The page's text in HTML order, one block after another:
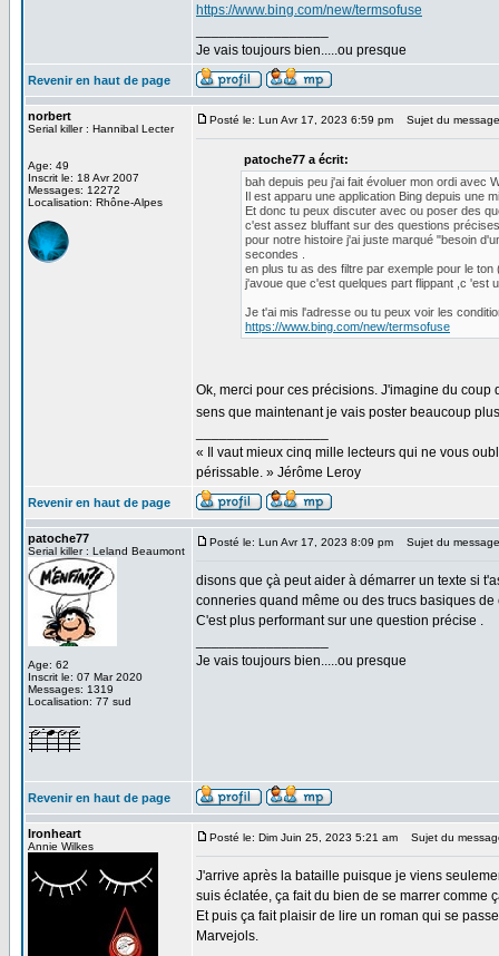
https://www.bing.com/new/termsofuse
Je vais toujours bien.....ou presque
Revenir en haut de page
norbert
Serial killer : Hannibal Lecter
Age: 49
Inscrit le: 18 Avr 2007
Messages: 12272
Localisation: Rhône-Alpes
Posté le: Lun Avr 17, 2023 6:59 pm Sujet du
patoche77 a écrit:
bah depuis peu j'ai fait évoluer mon ordi avec
Il est apparu une application Bing depuis une
Et donc tu peux discuter avec ou poser des
c'est assez bluffant sur des questions
pour notre histoire j'ai juste marqué "besoin
secondes .
en plus tu as des filtre par exemple pour le
j'avoue que c'est quelques part flippant ,c 'est
Je t'ai mis l'adresse ou tu peux voir les
https://www.bing.com/new/termsofuse
Ok, merci pour ces précisions. J'imagine du
sens que maintenant je vais poster beaucoup
« Il vaut mieux cinq mille lecteurs qui ne vous
périssable. » Jérôme Leroy
Revenir en haut de page
patoche77
Serial killer : Leland Beaumont
Age: 62
Inscrit le: 07 Mar 2020
Messages: 1319
Localisation: 77 sud
Posté le: Lun Avr 17, 2023 8:09 pm Sujet du
disons que çà peut aider à démarrer un texte si
conneries quand même ou des trucs basiques de
C'est plus performant sur une question précise .
Je vais toujours bien.....ou presque
Revenir en haut de page
Ironheart
Annie Wilkes
Posté le: Dim Juin 25, 2023 5:21 am Sujet du
J'arrive après la bataille puisque je viens
suis éclatée, ça fait du bien de se marrer comme
Et puis ça fait plaisir de lire un roman qui se
Marvejols.